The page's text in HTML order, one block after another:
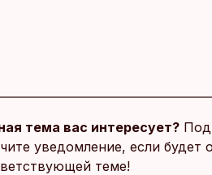
тема вас интересует?
уведомление, если будет
теме!